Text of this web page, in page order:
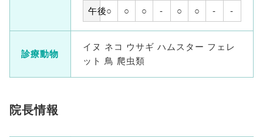
午後○ ○ ○ - ○ ○ - -
診療動物
イヌ ネコ ウサギ ハムスター フェレ
ット 鳥 爬虫類
院長情報